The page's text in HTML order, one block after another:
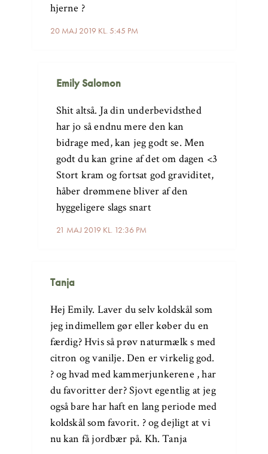
20 MAJ 2019 KL. 5:45 PM
hjerne ?
Emily Salomon
21 MAJ 2019 KL. 12:36 PM
Shit altså. Ja din underbevidsthed
har jo så endnu mere den kan
bidrage med, kan jeg godt se. Men
godt du kan grine af det om dagen <3
Stort kram og fortsat god graviditet,
håber drømmene bliver af den
hyggeligere slags snart
Tanja
Hej Emily. Laver du selv koldskål som
jeg indimellem gør eller køber du en
færdig? Hvis så prøv naturmælk s med
citron og vanilje. Den er virkelig god.
? og hvad med kammerjunkerene , har
du favoritter der? Sjovt egentlig at jeg
også bare har haft en lang periode med
koldskål som favorit. ? og dejligt at vi
nu kan få jordbær på. Kh. Tanja